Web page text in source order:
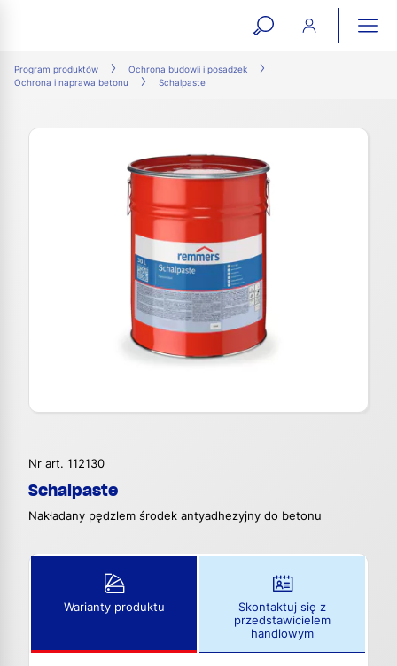
open
search
Program produktów
Ochrona budowli i posadzek
Ochrona i naprawa betonu
Schalpaste
Nr art. 112130
Schalpaste
Nakładany pędzlem środek antyadhezyjny do betonu
Warianty produktu
Skontaktuj się z
przedstawicielem
handlowym